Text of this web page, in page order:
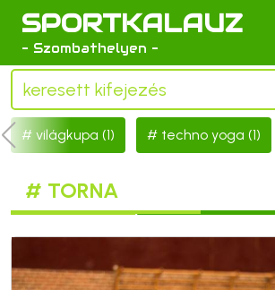
SPORTKALAUZ
- Szombathelyen -
világkupa (1) techno yoga (1)
# TORNA